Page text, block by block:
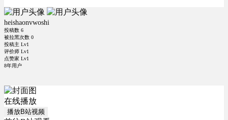
heishaonvwoshi
投稿数 6
被拉黑次数 0
投稿主 Lv1
评价师 Lv1
点赞家 Lv1
8年用户
在线播放
播放B站视频